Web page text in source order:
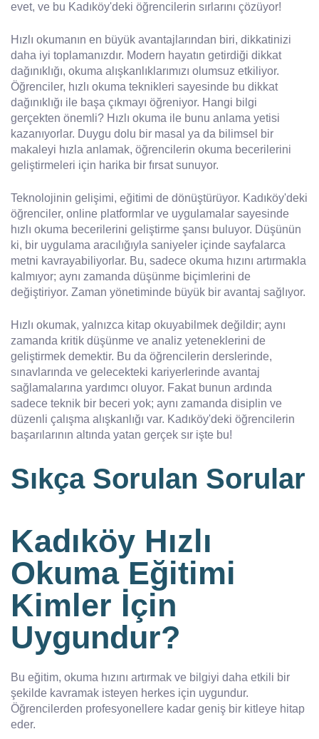
evet, ve bu Kadıköy'deki öğrencilerin sırlarını çözüyor!
Hızlı okumanın en büyük avantajlarından biri, dikkatinizi
daha iyi toplamanızdır. Modern hayatın getirdiği dikkat
dağınıklığı, okuma alışkanlıklarımızı olumsuz etkiliyor.
Öğrenciler, hızlı okuma teknikleri sayesinde bu dikkat
dağınıklığı ile başa çıkmayı öğreniyor. Hangi bilgi
gerçekten önemli? Hızlı okuma ile bunu anlama yetisi
kazanıyorlar. Duygu dolu bir masal ya da bilimsel bir
makaleyi hızla anlamak, öğrencilerin okuma becerilerini
geliştirmeleri için harika bir fırsat sunuyor.
Teknolojinin gelişimi, eğitimi de dönüştürüyor. Kadıköy'deki
öğrenciler, online platformlar ve uygulamalar sayesinde
hızlı okuma becerilerini geliştirme şansı buluyor. Düşünün
ki, bir uygulama aracılığıyla saniyeler içinde sayfalarca
metni kavrayabiliyorlar. Bu, sadece okuma hızını artırmakla
kalmıyor; aynı zamanda düşünme biçimlerini de
değiştiriyor. Zaman yönetiminde büyük bir avantaj sağlıyor.
Hızlı okumak, yalnızca kitap okuyabilmek değildir; aynı
zamanda kritik düşünme ve analiz yeteneklerini de
geliştirmek demektir. Bu da öğrencilerin derslerinde,
sınavlarında ve gelecekteki kariyerlerinde avantaj
sağlamalarına yardımcı oluyor. Fakat bunun ardında
sadece teknik bir beceri yok; aynı zamanda disiplin ve
düzenli çalışma alışkanlığı var. Kadıköy'deki öğrencilerin
başarılarının altında yatan gerçek sır işte bu!
Sıkça Sorulan Sorular
Kadıköy Hızlı
Okuma Eğitimi
Kimler İçin
Uygundur?
Bu eğitim, okuma hızını artırmak ve bilgiyi daha etkili bir
şekilde kavramak isteyen herkes için uygundur.
Öğrencilerden profesyonellere kadar geniş bir kitleye hitap
eder.